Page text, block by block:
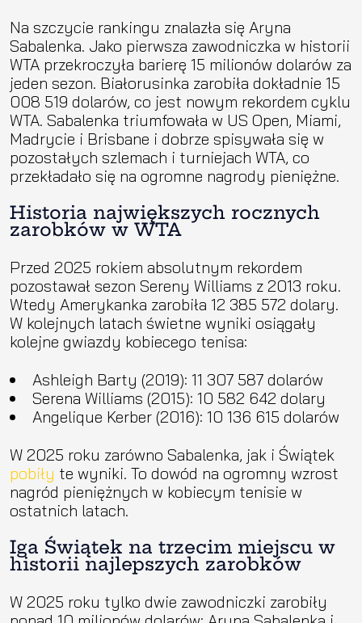
Na szczycie rankingu znalazła się Aryna
Sabalenka. Jako pierwsza zawodniczka w historii
WTA przekroczyła barierę 15 milionów dolarów za
jeden sezon. Białorusinka zarobiła dokładnie 15
008 519 dolarów, co jest nowym rekordem cyklu
WTA. Sabalenka triumfowała w US Open, Miami,
Madrycie i Brisbane i dobrze spisywała się w
pozostałych szlemach i turniejach WTA, co
przekładało się na ogromne nagrody pieniężne.
Historia największych rocznych
zarobków w WTA
Przed 2025 rokiem absolutnym rekordem
pozostawał sezon Sereny Williams z 2013 roku.
Wtedy Amerykanka zarobiła 12 385 572 dolary.
W kolejnych latach świetne wyniki osiągały
kolejne gwiazdy kobiecego tenisa:
Ashleigh Barty (2019): 11 307 587 dolarów
Serena Williams (2015): 10 582 642 dolary
Angelique Kerber (2016): 10 136 615 dolarów
W 2025 roku zarówno Sabalenka, jak i Świątek
pobiły te wyniki. To dowód na ogromny wzrost
nagród pieniężnych w kobiecym tenisie w
ostatnich latach.
Iga Świątek na trzecim miejscu w
historii najlepszych zarobków
W 2025 roku tylko dwie zawodniczki zarobiły